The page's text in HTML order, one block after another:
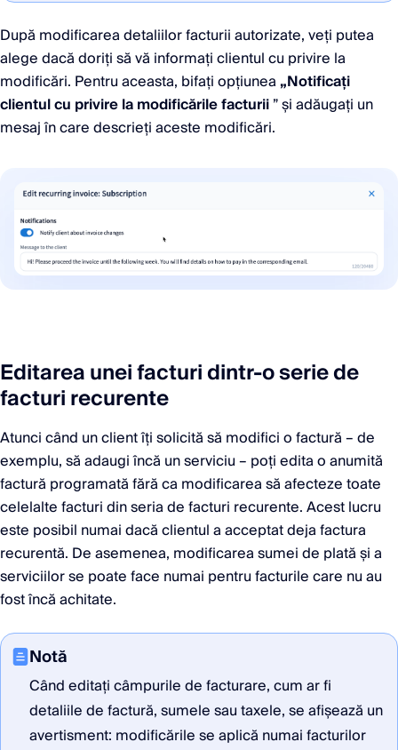
După modificarea detaliilor facturii autorizate, veți putea
alege dacă doriți să vă informați clientul cu privire la
modificări. Pentru aceasta, bifați opțiunea „Notificați
clientul cu privire la modificările facturii” și adăugați un
mesaj în care descrieți aceste modificări.
Editarea unei facturi dintr-o serie de
facturi recurente
Atunci când un client îți solicită să modifici o factură – de
exemplu, să adaugi încă un serviciu – poți edita o anumită
factură programată fără ca modificarea să afecteze toate
celelalte facturi din seria de facturi recurente. Acest lucru
este posibil numai dacă clientul a acceptat deja factura
recurentă. De asemenea, modificarea sumei de plată și a
serviciilor se poate face numai pentru facturile care nu au
fost încă achitate.
Notă
Când editați câmpurile de facturare, cum ar fi
detaliile de factură, sumele sau taxele, se afișează un
avertisment: modificările se aplică numai facturilor